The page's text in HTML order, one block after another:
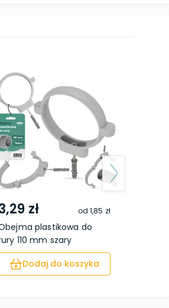
zł od1,85 zł
plastikowa do
110 mm szary
Dodaj do koszyka